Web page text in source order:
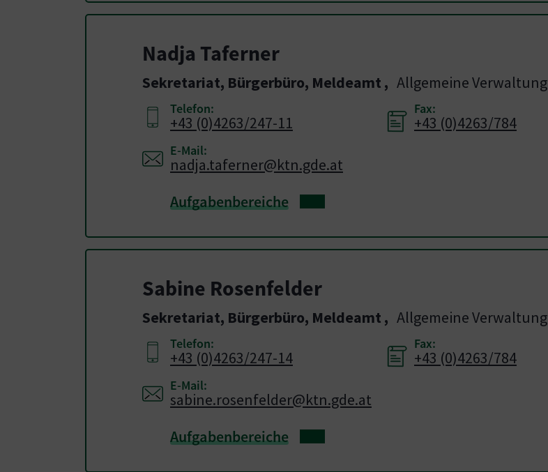
Nadja Taferner
Sekretariat, Bürgerbüro, Meldeamt , Allgemeine Verwaltung
Telefon:
+43 (0)4263/247-11
Fax:
+43 (0)4263/784
E-Mail:
nadja.taferner@ktn.gde.at
Aufgabenbereiche
Sabine Rosenfelder
Sekretariat, Bürgerbüro, Meldeamt , Allgemeine Verwaltung
Telefon:
+43 (0)4263/247-14
Fax:
+43 (0)4263/784
E-Mail:
sabine.rosenfelder@ktn.gde.at
Aufgabenbereiche